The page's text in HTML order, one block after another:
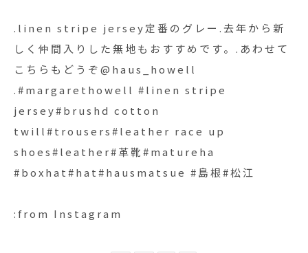
.linen stripe jersey定番のグレー.去年から新
しく仲間入りした無地もおすすめです。.あわせて
こちらもどうぞ︎@haus_howell
.#margarethowell #linen stripe
jersey#brushd cotton
twill#trousers#leather race up
shoes#leather#革靴#matureha
#boxhat#hat#hausmatsue #島根#松江
:from Instagram